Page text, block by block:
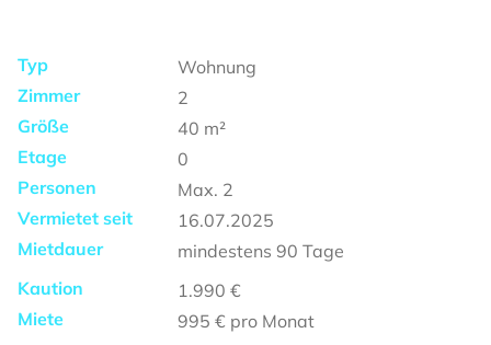
Typ
Wohnung
Zimmer
2
Größe
40 m²
Etage
0
Personen
Max. 2
Vermietet seit
16.07.2025
Mietdauer
mindestens 90 Tage
Kaution
1.990 €
Miete
995 € pro Monat